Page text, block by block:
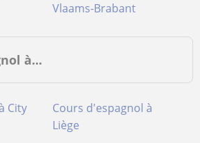
Vlaams-Brabant
à...
City
Cours d'espagnol à
Liège